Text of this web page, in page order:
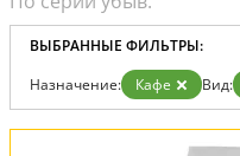
ВЫБРАННЫЕ ФИЛЬТРЫ:
Назначение: Кафе Вид: